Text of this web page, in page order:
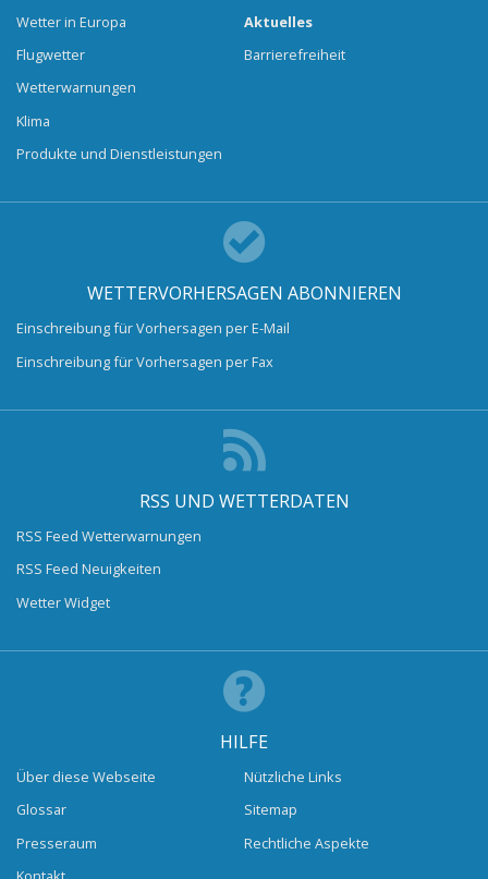
Wetter in Europa
Flugwetter
Wetterwarnungen
Klima
Produkte und Dienstleistungen
Aktuelles
Barrierefreiheit
WETTERVORHERSAGEN ABONNIEREN
Einschreibung für Vorhersagen per E-Mail
Einschreibung für Vorhersagen per Fax
RSS UND WETTERDATEN
RSS Feed Wetterwarnungen
RSS Feed Neuigkeiten
Wetter Widget
HILFE
Über diese Webseite
Glossar
Presseraum
Nützliche Links
Sitemap
Rechtliche Aspekte